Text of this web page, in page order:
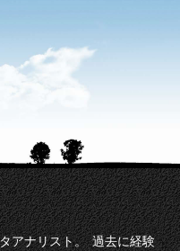
アナリスト。 過去に経験